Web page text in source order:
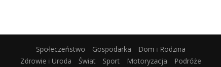
Społeczeństwo Gospodarka
Dom i Rodzina
Zdrowie i Uroda
Świat Sport Motoryzacja Podróże